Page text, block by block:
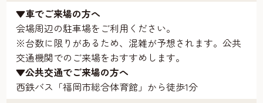
▼車でご来場の方へ
会場周辺の駐車場をご利用ください。
※台数に限りがあるため、混雑が予想されます。公共
交通機関でのご来場をおすすめします。
▼公共交通でご来場の方へ
西鉄バス「福岡市総合体育館」から徒歩1分